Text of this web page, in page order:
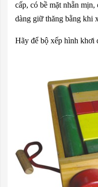
cấp, có bề mặt nhẵn mịn,
dàng giữ thăng bằng khi
Hãy để bộ xếp hình khơi